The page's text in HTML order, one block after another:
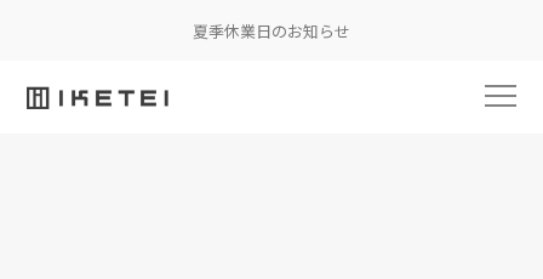
夏季休業日のお知らせ